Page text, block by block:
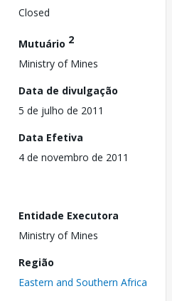
Closed
Mutuário 2
Ministry of Mines
Data de divulgação
5 de julho de 2011
Data Efetiva
4 de novembro de 2011
Entidade Executora
Ministry of Mines
Região
Eastern and Southern Africa